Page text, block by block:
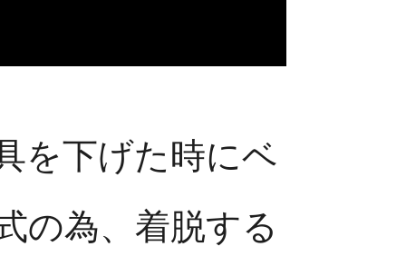
を下げた時にベ
の為、着脱する